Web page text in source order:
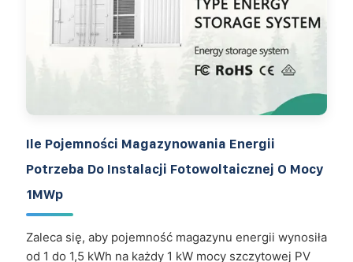
Ile Pojemności Magazynowania Energii
Potrzeba Do Instalacji Fotowoltaicznej O Mocy
1MWp
Zaleca się, aby pojemność magazynu energii wynosiła
od 1 do 1,5 kWh na każdy 1 kW mocy szczytowej PV